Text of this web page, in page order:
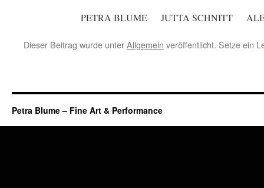
PETRA BLUME JUTTA SCHNITT
Dieser Beitrag wurde unterAllgemein veröffentlicht. Setze ein
Petra Blume – Fine Art & Performance